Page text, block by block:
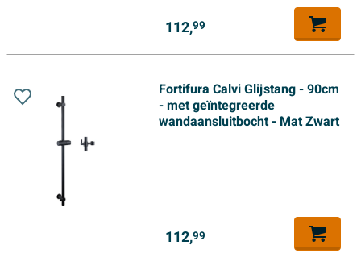
112,99
Fortifura Calvi Glijstang - 90cm
- met geïntegreerde
wandaansluitbocht - Mat Zwart
112,99